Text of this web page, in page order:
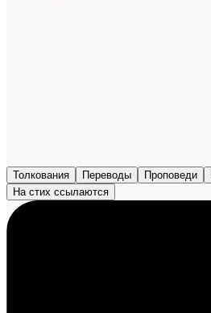
Толкования Переводы Проповеди
На стих ссылаются